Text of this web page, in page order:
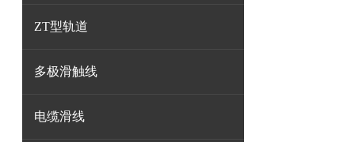
ZT型轨道
多极滑触线
电缆滑线